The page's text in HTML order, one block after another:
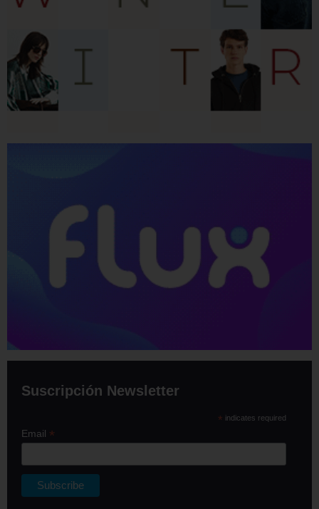
Suscripción Newsletter
* indicates required
Email *